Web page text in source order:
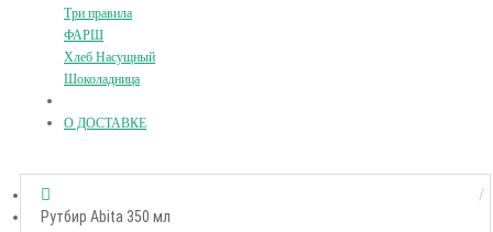
Три правила
ФАРШ
Хлеб Насущный
Шоколадница
О ДОСТАВКЕ
Рутбир Abita 350 мл